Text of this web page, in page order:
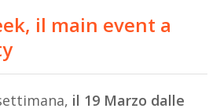
il main event a
il 19 Marzo dalle